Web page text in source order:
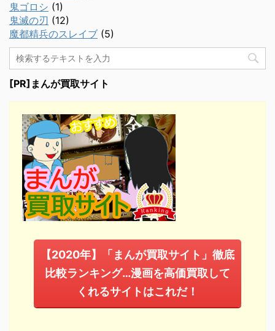
鬼ゴロシ (1)
鬼滅の刃 (12)
魔都精兵のスレイブ (5)
[PR]まんが買取サイト
【2020年】「まんが買取サイト」徹底
比較ランキング…漫画を高価買取して
くれるサイトはこれだ！